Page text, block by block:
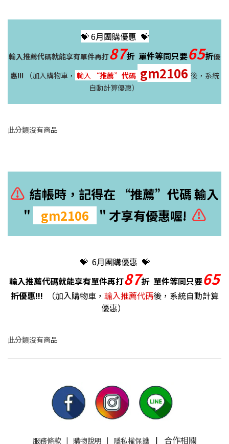
💝 6月團購優惠 💝
輸入推薦代碼就能享有單件再打87折 單件等同只要65折優
惠!!! （加入購物車， 輸入 “推薦”代碼gm2106 後，系統
自動計算優惠）
此分類沒有商品
⚠ 結帳時，記得在 “推薦”代碼 輸入
"
gm2106 " 才享有優惠喔! ⚠
💝 6月團購優惠 💝
輸入推薦代碼就能享有單件再打87折 單件等同只要65
折優惠!!! （加入購物車， 輸入推薦代碼後，系統自動計算
優惠）
此分類沒有商品
服務條款| 購物說明 | 隱私權保護| 合作相關